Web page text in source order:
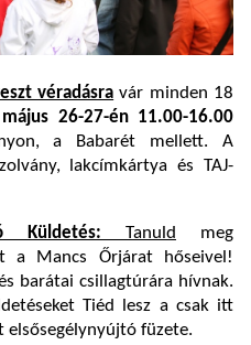
véradásra vár minden 18
május 26-27-én 11.00-16.00
a Babarét mellett. A
lakcímkártya és TAJ-
Küldetés: Tanuld
meg
a Mancs Őrjárat hőseivel!
barátai csillagtúrára hívnak.
Tiéd lesz a csak itt
elsősegélynyújtó füzete.